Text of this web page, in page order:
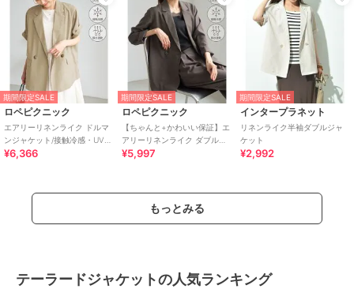
期間限定SALE
ロペピクニック
エアリーリネンライク ドルマ
ンジャケット/接触冷感・UVカ
ット・速乾
¥6,366
期間限定SALE
ロペピクニック
【ちゃんと+かわいい保証】エ
アリーリネンライク ダブルジ
ャケット/接触冷感・UVカッ
¥5,997
期間限定SALE
インタープラネット
リネンライク半袖ダブルジャ
ケット
¥2,992
もっとみる
テーラードジャケットの人気ランキング